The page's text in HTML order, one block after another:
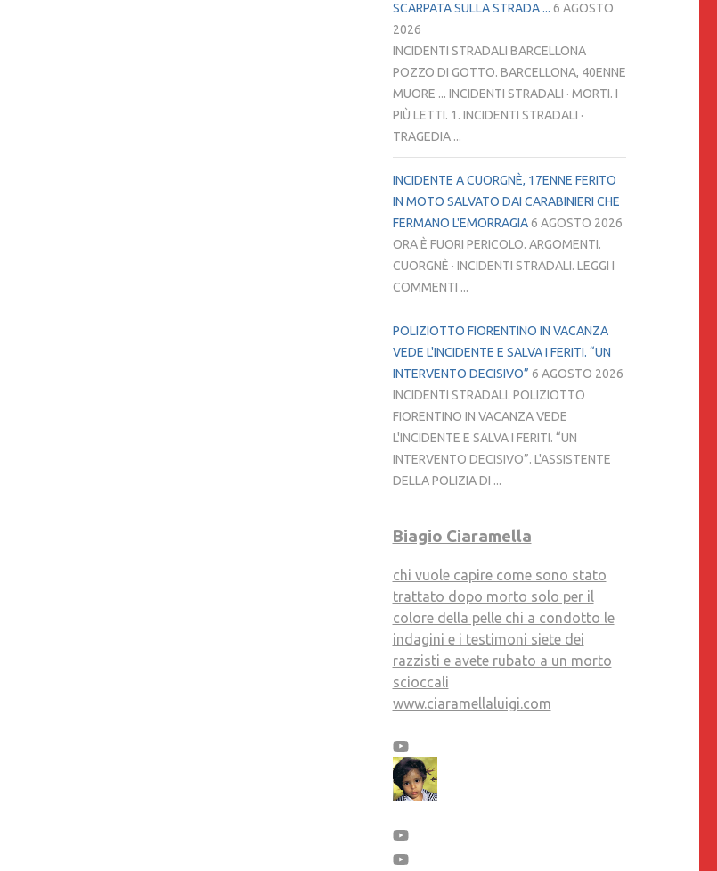
SCARPATA SULLA STRADA ... 6 AGOSTO
2026
INCIDENTI STRADALI BARCELLONA
POZZO DI GOTTO. BARCELLONA, 40ENNE
MUORE ... INCIDENTI STRADALI · MORTI. I
PIÙ LETTI. 1. INCIDENTI STRADALI ·
TRAGEDIA ...
INCIDENTE A CUORGNÈ, 17ENNE FERITO
IN MOTO SALVATO DAI CARABINIERI CHE
FERMANO L'EMORRAGIA 6 AGOSTO 2026
ORA È FUORI PERICOLO. ARGOMENTI.
CUORGNÈ · INCIDENTI STRADALI. LEGGI I
COMMENTI ...
POLIZIOTTO FIORENTINO IN VACANZA
VEDE L'INCIDENTE E SALVA I FERITI. “UN
INTERVENTO DECISIVO” 6 AGOSTO 2026
INCIDENTI STRADALI. POLIZIOTTO
FIORENTINO IN VACANZA VEDE
L'INCIDENTE E SALVA I FERITI. “UN
INTERVENTO DECISIVO”. L'ASSISTENTE
DELLA POLIZIA DI ...
Biagio Ciaramella
chi vuole capire come sono stato
trattato dopo morto solo per il
colore della pelle chi a condotto le
indagini e i testimoni siete dei
razzisti e avete rubato a un morto
scioccali
www.ciaramellaluigi.com